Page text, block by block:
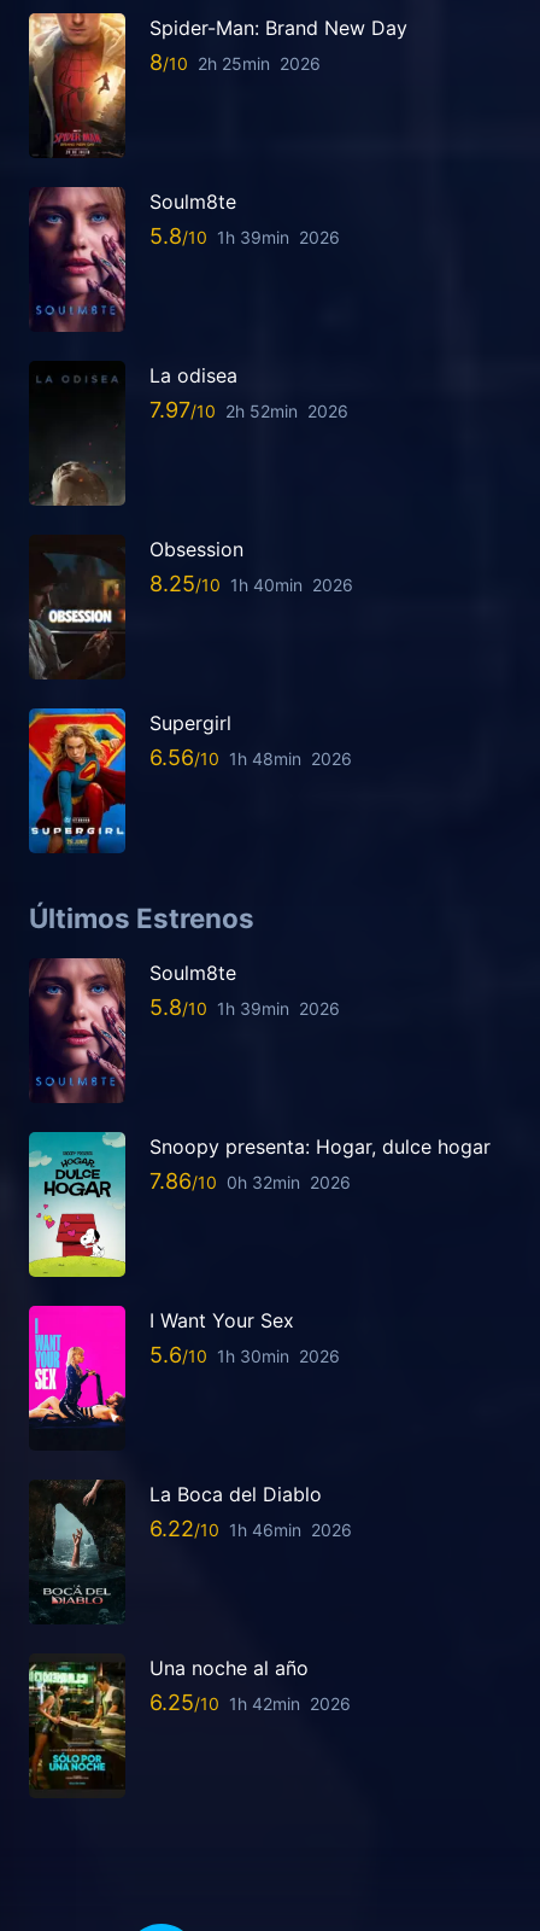
Spider-Man: Brand New Day
8 2h 25min 2026
Soulm8te
5.8 1h 39min 2026
La odisea
7.97 2h 52min 2026
Obsession
8.25 1h 40min 2026
Supergirl
6.56 1h 48min 2026
Últimos Estrenos
Soulm8te
5.8 1h 39min 2026
Snoopy presenta: Hogar, dulce hogar
7.86 0h 32min 2026
I Want Your Sex
5.6 1h 30min 2026
La Boca del Diablo
6.22 1h 46min 2026
Una noche al año
6.25 1h 42min 2026